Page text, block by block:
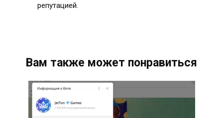
репутацией.
Вам также может понравиться